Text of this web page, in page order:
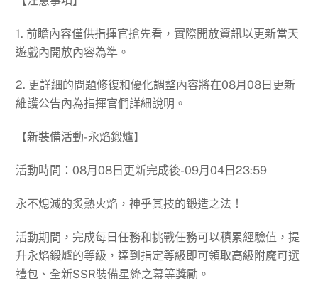
1. 前瞻內容僅供指揮官搶先看，實際開放資訊以更新當天
遊戲內開放內容為準。
2. 更詳細的問題修復和優化調整內容將在08月08日更新
維護公告內為指揮官們詳細說明。
【新裝備活動-永焰鍛爐】
活動時間：08月08日更新完成後-09月04日23:59
永不熄滅的炙熱火焰，神乎其技的鍛造之法！
活動期間，完成每日任務和挑戰任務可以積累經驗值，提
升永焰鍛爐的等級，達到指定等級即可領取高級附魔可選
禮包、全新SSR裝備星絳之幕等獎勵。